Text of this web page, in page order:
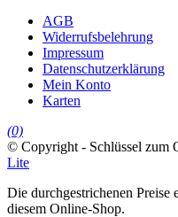
AGB
Widerrufsbelehrung
Impressum
Datenschutzerklärung
Mein Konto
Karten
(0)
© Copyright - Schlüssel zum
Lite
Die durchgestrichenen Preise
diesem Online-Shop.